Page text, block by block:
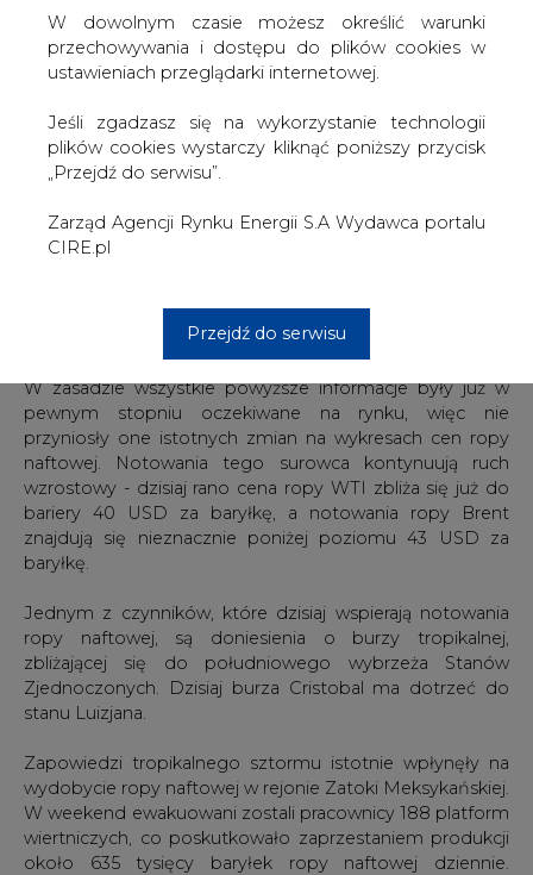
W dowolnym czasie możesz określić warunki
przechowywania i dostępu do plików cookies w
ustawieniach przeglądarki internetowej.
Jeśli zgadzasz się na wykorzystanie technologii
plików cookies wystarczy kliknąć poniższy przycisk
„Przejdź do serwisu”.
Zarząd Agencji Rynku Energii S.A Wydawca portalu
CIRE.pl
Przejdź do serwisu
Oba te państwa w maju i na początku czerwca
przekraczały swoje limity wydobycia, zawarte w
porozumieniu naftowym. W rezultacie, OPEC+ wezwał je
do nadrobienia zaległości w miesiącach lipiec-wrzesień.
Mało entuzjastyczne podejście do cięć produkcji ropy
naftowej wykazuje także Meksyk. Kraj ten w kwietniu
(przy ustalaniu nowych zasad porozumienia naftowego)
zobowiązał się do mniejszych cięć produkcji niż naciskała
reszta producentów - wyniosły one 100 tys. baryłek
dziennie, podczas gdy reszta państw OPEC+ nakłaniała
Meksyk podkreślił, że nie ma zamiaru przedłużać tych
W zasadzie wszystkie powyższe informacje były już w
pewnym stopniu oczekiwane na rynku, więc nie
przyniosły one istotnych zmian na wykresach cen ropy
naftowej. Notowania tego surowca kontynuują ruch
wzrostowy - dzisiaj rano cena ropy WTI zbliża się już do
bariery 40 USD za baryłkę, a notowania ropy Brent
znajdują się nieznacznie poniżej poziomu 43 USD za
baryłkę.
Jednym z czynników, które dzisiaj wspierają notowania
ropy naftowej, są doniesienia o burzy tropikalnej,
zbliżającej się do południowego wybrzeża Stanów
Zjednoczonych. Dzisiaj burza Cristobal ma dotrzeć do
stanu Luizjana.
Zapowiedzi tropikalnego sztormu istotnie wpłynęły na
wydobycie ropy naftowej w rejonie Zatoki Meksykańskiej.
W weekend ewakuowani zostali pracownicy 188 platform
wiertniczych, co poskutkowało zaprzestaniem produkcji
około 635 tysięcy baryłek ropy naftowej dziennie.